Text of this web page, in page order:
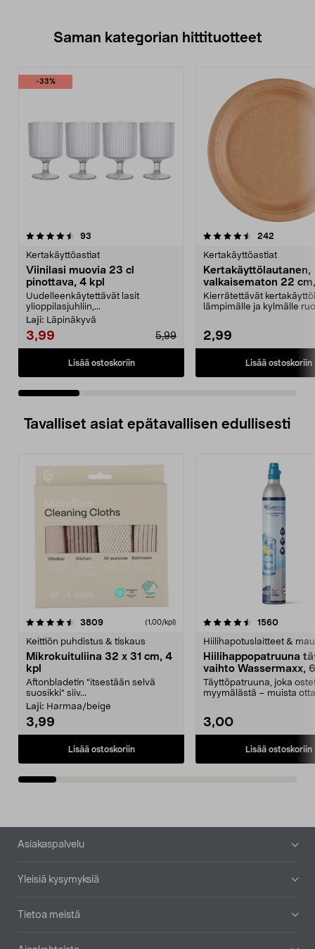
Saman kategorian hittituotteet
-33%
93
Kertakäyttöastiat
Viinilasi muovia 23 cl
pinottava, 4 kpl
Uudelleenkäytettävät lasit
ylioppilasjuhliin,...
Laji: Läpinäkyvä
3,99 5,99
Lisää ostoskoriin
4.5 viidestä
242
Kertakäyttöastiat
Kertakäyttölautanen,
valkaisematon 22
Kierrätettävät
lämpimälle ja kylmälle
2,99
Lisää ostoskoriin
4.5 viidestä
Tavalliset asiat epätavallisen edullisesti
3809arvostelut (1,00/kpl)
Keittiön puhdistus & tiskaus
Mikrokuituliina 32 x 31 cm, 4
kpl
Aftonbladetin "itsestään selvä
suosikki" siiv...
Laji: Harmaa/beige
3,99
Lisää ostoskoriin
4.5viidestä
1560
Hiilihapotuslaitteet &
Hiilihappopatruuna
vaihto Wassermaxx,
Täyttöpatruuna, joka
myymälästä – muista
3,00
Lisää ostoskoriin
4.5viidestä
Alatunniste
Asiakaspalvelu
Yleisiä kysymyksiä
Tietoa meistä